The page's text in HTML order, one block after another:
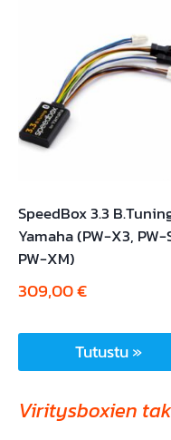
SpeedBox 3.3
Yamaha (PW-X3, PW-
PW-XM)
309,00€
Tutustu »
Viritysboxien